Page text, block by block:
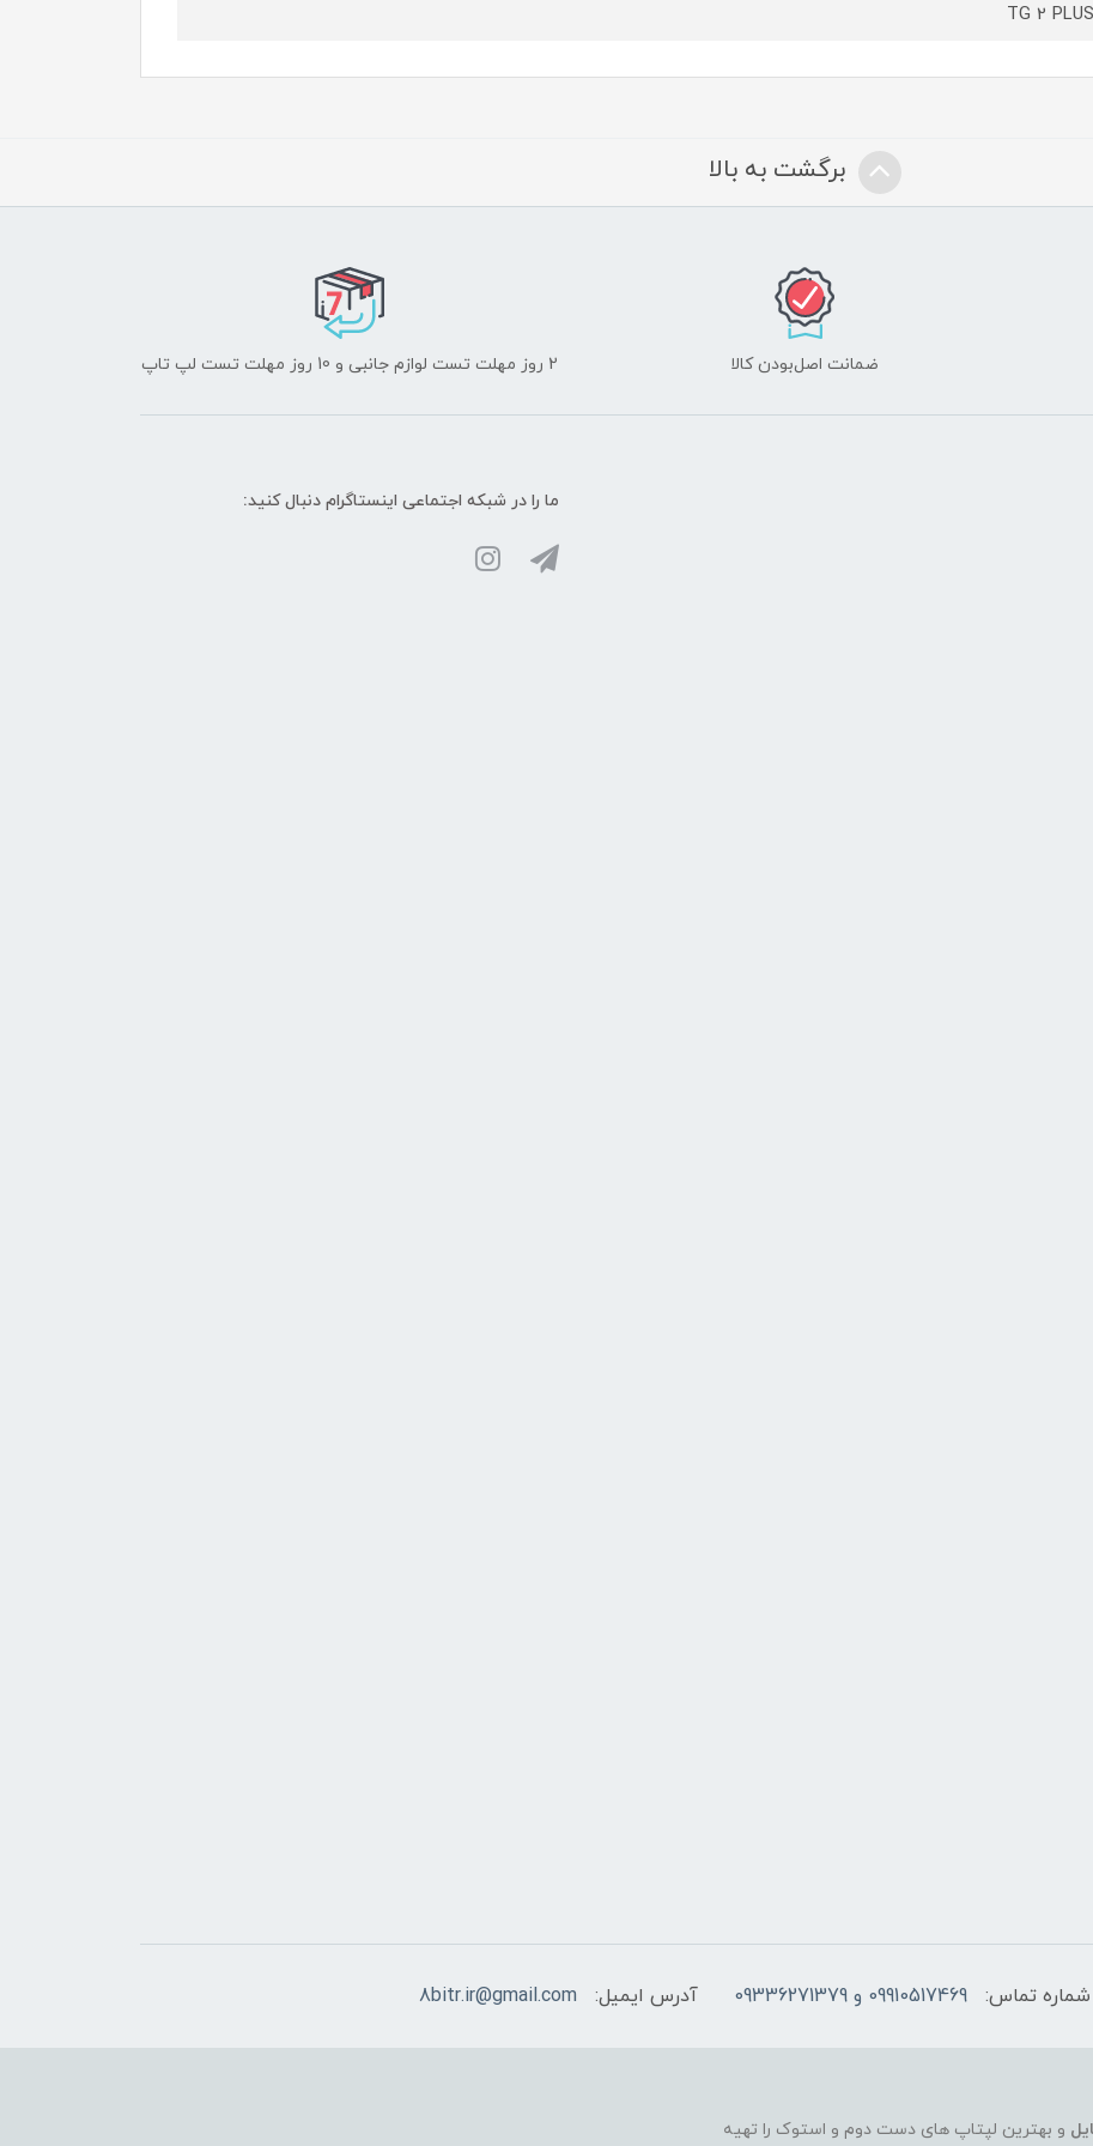
TG 2 PLUS
برگشت به بالا
ضمانت اصل‌بودن کالا 2 روز مهلت تست لوازم جانبی و 10 روز مهلت تست لپ تاپ
ما را در شبکه‌ اجتماعی اینستاگرام دنبال کنید:
شماره تماس: 09910517469 و 09336271379 آدرس ایمیل: 8bitr.ir@gmail.com
و بهترین لپتاپ های دست دوم و استوک را تهیه